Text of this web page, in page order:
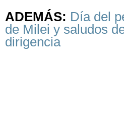
ADEMÁS: Día del
de Milei y saludos
dirigencia